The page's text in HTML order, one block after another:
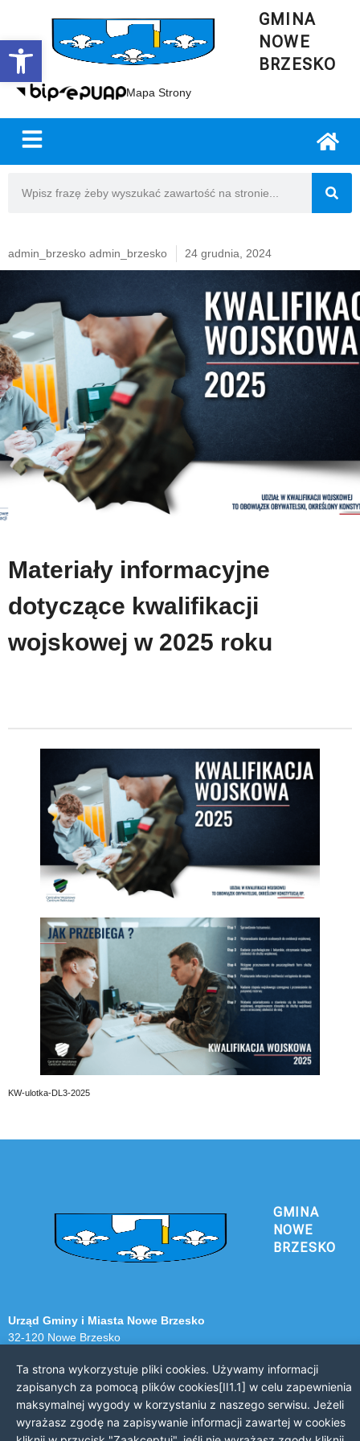
Open toolbar
GMINA
NOWE
BRZESKO
Mapa Strony
admin_brzesko admin_brzesko 24 grudnia, 2024
Materiały informacyjne
dotyczące kwalifikacji
wojskowej w 2025 roku
KW-ulotka-DL3-2025
GMINA
NOWE
BRZESKO
Urząd Gminy i Miasta Nowe Brzesko
32-120 Nowe Brzesko
KONTAKT Z URZĘDEM
Telefon: 12 385 20 94
Faks: 12 385 03 55
Ta strona wykorzystuje pliki cookies. Używamy informacji
zapisanych za pomocą plików cookies[II1.1] w celu zapewnienia
maksymalnej wygody w korzystaniu z naszego serwisu. Jeżeli
wyrażasz zgodę na zapisywanie informacji zawartej w cookies